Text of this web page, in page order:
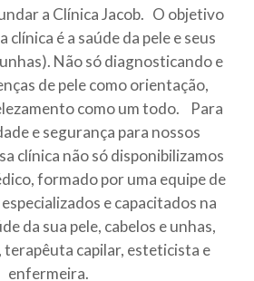
a Clínica Jacob. O objetivo
clínica é a saúde da pele e seus
Não só diagnosticando e
de pele como orientação,
como um todo.
Para
e segurança para nossos
clínica não só disponibilizamos
formado por uma equipe de
e capacitados na
da sua pele, cabelos e unhas,
terapêuta capilar, esteticista e
enfermeira.